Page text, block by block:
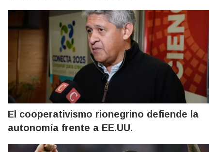
El cooperativismo rionegrino defiende la
autonomía frente a EE.UU.